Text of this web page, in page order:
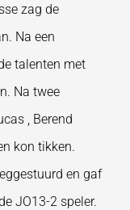
zag de
Na een
talenten met
Na twee
, Berend
kon tikken.
en gaf
JO13-2 speler.